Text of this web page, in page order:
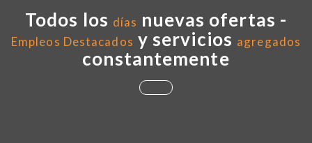
Todos los días nuevas ofertas -
Empleos Destacados y servicios agregados
constantemente